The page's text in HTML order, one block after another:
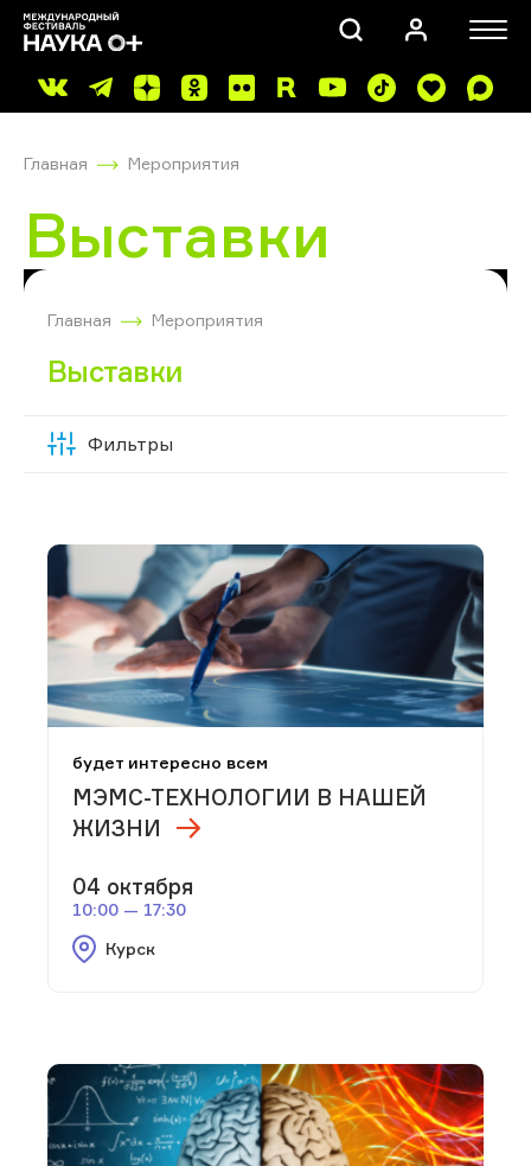
Главная Мероприятия
Выставки
Главная Мероприятия
Выставки
Фильтры
будет интересно всем
МЭМС-ТЕХНОЛОГИИ В НАШЕЙ
ЖИЗНИ
04 октября
10:00 — 17:30
Курск